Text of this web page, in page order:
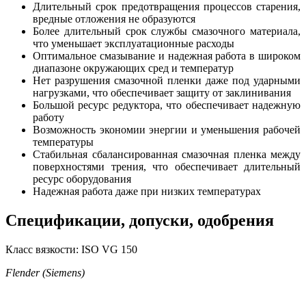
Длительный срок предотвращения процессов старения,
вредные отложения не образуются
Более длительный срок службы смазочного материала,
что уменьшает эксплуатационные расходы
Оптимальное смазывание и надежная работа в широком
диапазоне окружающих сред и температур
Нет разрушения смазочной пленки даже под ударными
нагрузками, что обеспечивает защиту от заклинивания
Большой ресурс редуктора, что обеспечивает надежную
работу
Возможность экономии энергии и уменьшения рабочей
температуры
Стабильная сбалансированная смазочная пленка между
поверхностями трения, что обеспечивает длительный
ресурс оборудования
Надежная работа даже при низких температурах
Спецификации, допуски, одобрения
Класс вязкости: ISO VG 150
Flender (Siemens)